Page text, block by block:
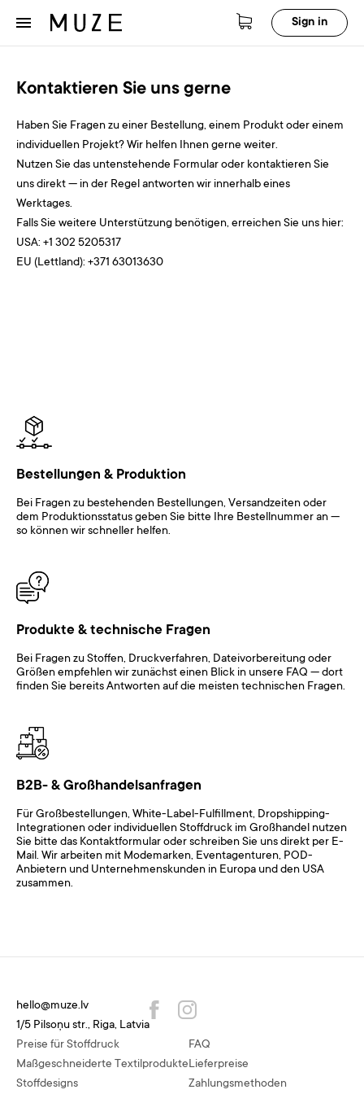
Sign in
Kontaktieren Sie uns gerne
Haben Sie Fragen zu einer Bestellung, einem Produkt oder einem
individuellen Projekt? Wir helfen Ihnen gerne weiter.
Nutzen Sie das untenstehende Formular oder kontaktieren Sie
uns direkt — in der Regel antworten wir innerhalb eines
Werktages.
Falls Sie weitere Unterstützung benötigen, erreichen Sie uns hier:
USA: +1 302 5205317
EU (Lettland): +371 63013630
Bestellungen & Produktion
Bei Fragen zu bestehenden Bestellungen, Versandzeiten oder
dem Produktionsstatus geben Sie bitte Ihre Bestellnummer an —
so können wir schneller helfen.
Produkte & technische Fragen
Bei Fragen zu Stoffen, Druckverfahren, Dateivorbereitung oder
Größen empfehlen wir zunächst einen Blick in unsere FAQ — dort
finden Sie bereits Antworten auf die meisten technischen Fragen.
B2B- & Großhandelsanfragen
Für Großbestellungen, White-Label-Fulfillment, Dropshipping-
Integrationen oder individuellen Stoffdruck im Großhandel nutzen
Sie bitte das Kontaktformular oder schreiben Sie uns direkt per E-
Mail. Wir arbeiten mit Modemarken, Eventagenturen, POD-
Anbietern und Unternehmenskunden in Europa und den USA
zusammen.
Preise für Stoffdruck
Maßgeschneiderte Textilprodukte
Stoffdesigns
FAQ
Lieferpreise
Zahlungsmethoden
hello@muze.lv
1/5 Pilsoņu str., Riga, Latvia